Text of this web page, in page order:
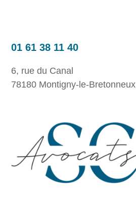
01 61 38 11 40
6, rue du Canal
78180 Montigny-le-Bretonneux